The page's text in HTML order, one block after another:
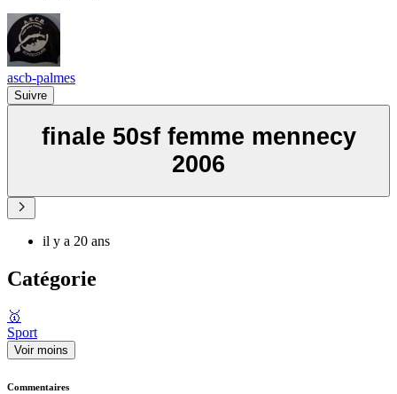
ascb-palmes
Suivre
finale 50sf femme mennecy
2006
il y a 20 ans
Catégorie
🥇
Sport
Voir moins
Commentaires